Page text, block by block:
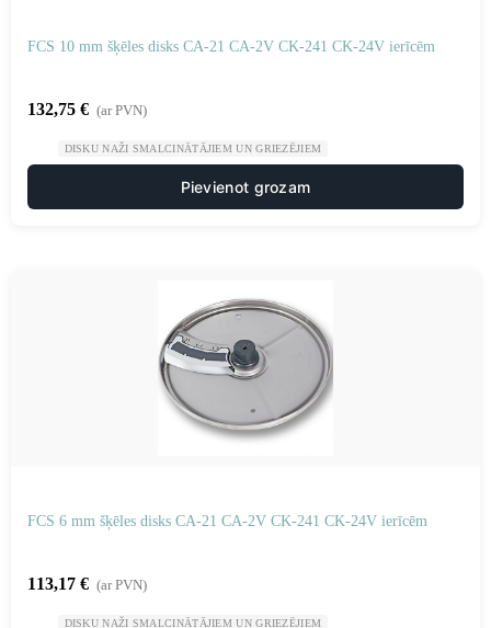
FCS 10 mm šķēles disks CA-21 CA-2V CK-241 CK-24V ierīcēm
132,75 € (ar PVN)
DISKU NAŽI SMALCINĀTĀJIEM UN GRIEZĒJIEM
Pievienot grozam
FCS 6 mm šķēles disks CA-21 CA-2V CK-241 CK-24V ierīcēm
113,17 € (ar PVN)
DISKU NAŽI SMALCINĀTĀJIEM UN GRIEZĒJIEM